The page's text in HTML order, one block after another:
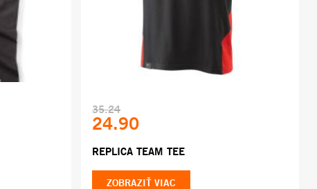
35.24
24.90
REPLICA TEAM TEE
ZOBRAZIŤ VIAC